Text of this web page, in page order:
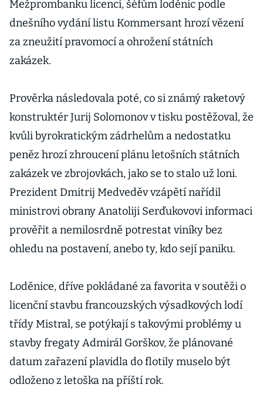
Mežprombanku licenci, šéfům loděnic podle
dnešního vydání listu Kommersant hrozí vězení
za zneužití pravomocí a ohrožení státních
zakázek.
Prověrka následovala poté, co si známý raketový
konstruktér Jurij Solomonov v tisku postěžoval, že
kvůli byrokratickým zádrhelům a nedostatku
peněz hrozí zhroucení plánu letošních státních
zakázek ve zbrojovkách, jako se to stalo už loni.
Prezident Dmitrij Medveděv vzápětí nařídil
ministrovi obrany Anatoliji Serďukovovi informaci
prověřit a nemilosrdně potrestat viníky bez
ohledu na postavení, anebo ty, kdo sejí paniku.
Loděnice, dříve pokládané za favorita v soutěži o
licenční stavbu francouzských výsadkových lodí
třídy Mistral, se potýkají s takovými problémy u
stavby fregaty Admirál Gorškov, že plánované
datum zařazení plavidla do flotily muselo být
odloženo z letoška na příští rok.